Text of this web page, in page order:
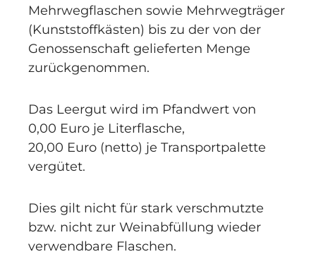
Mehrwegflaschen sowie Mehrwegträger
(Kunststoffkästen) bis zu der von der
Genossenschaft gelieferten Menge
zurückgenommen.
Das Leergut wird im Pfandwert von
0,00 Euro je Literflasche,
20,00 Euro (netto) je Transportpalette
vergütet.
Dies gilt nicht für stark verschmutzte
bzw. nicht zur Weinabfüllung wieder
verwendbare Flaschen.